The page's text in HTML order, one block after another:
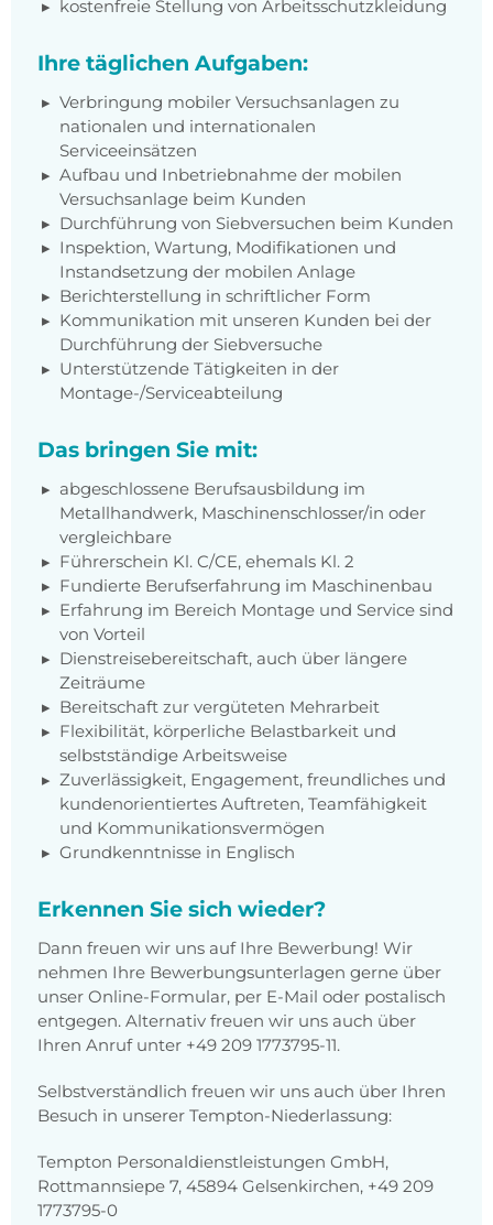
kostenfreie Stellung von Arbeitsschutzkleidung
Ihre täglichen Aufgaben:
Verbringung mobiler Versuchsanlagen zu
nationalen und internationalen
Serviceeinsätzen
Aufbau und Inbetriebnahme der mobilen
Versuchsanlage beim Kunden
Durchführung von Siebversuchen beim Kunden
Inspektion, Wartung, Modifikationen und
Instandsetzung der mobilen Anlage
Berichterstellung in schriftlicher Form
Kommunikation mit unseren Kunden bei der
Durchführung der Siebversuche
Unterstützende Tätigkeiten in der
Montage-/Serviceabteilung
Das bringen Sie mit:
abgeschlossene Berufsausbildung im
Metallhandwerk, Maschinenschlosser/in oder
vergleichbare
Führerschein Kl. C/CE, ehemals Kl. 2
Fundierte Berufserfahrung im Maschinenbau
Erfahrung im Bereich Montage und Service sind
von Vorteil
Dienstreisebereitschaft, auch über längere
Zeiträume
Bereitschaft zur vergüteten Mehrarbeit
Flexibilität, körperliche Belastbarkeit und
selbstständige Arbeitsweise
Zuverlässigkeit, Engagement, freundliches und
kundenorientiertes Auftreten, Teamfähigkeit
und Kommunikationsvermögen
Grundkenntnisse in Englisch
Erkennen Sie sich wieder?
Dann freuen wir uns auf Ihre Bewerbung! Wir
nehmen Ihre Bewerbungsunterlagen gerne über
unser Online-Formular, per E-Mail oder postalisch
entgegen. Alternativ freuen wir uns auch über
Ihren Anruf unter +49 209 1773795-11.
Selbstverständlich freuen wir uns auch über Ihren
Besuch in unserer Tempton-Niederlassung:
Tempton Personaldienstleistungen GmbH,
Rottmannsiepe 7, 45894 Gelsenkirchen, +49 209
1773795-0